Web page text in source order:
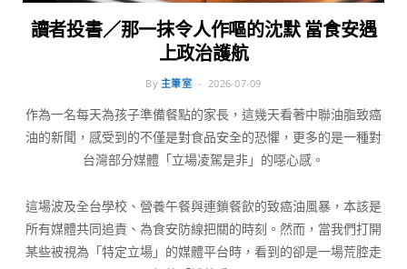
讀者投書／那一抹令人作嘔的沈默 當食安遇
上政治護航
By 主筆室 2026-07-09
作為一名每天為孩子準備餐點的家長，這幾天看著中聯油脂致癌
油的新聞，感受到的不僅是對食品安全的恐懼，更多的是一種對
台灣部分媒體「立場凌駕是非」的噁心感。
這場波及全台學校、營養午餐與連鎖餐飲的致癌油風暴，本該是
所有媒體共同追責、為食安防線把關的時刻。然而，當我們打開
某些被視為「特定立場」的媒體平台時，看到的卻是一場荒腔走